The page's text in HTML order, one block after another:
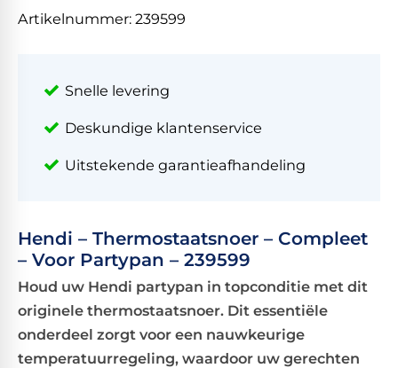
Artikelnummer: 239599
Snelle levering
Deskundige klantenservice
Uitstekende garantieafhandeling
Hendi – Thermostaatsnoer – Compleet
– Voor Partypan – 239599
Houd uw Hendi partypan in topconditie met dit
originele thermostaatsnoer. Dit essentiële
onderdeel zorgt voor een nauwkeurige
temperatuurregeling, waardoor uw gerechten